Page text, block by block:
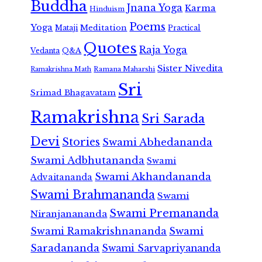
Buddha Hinduism Jnana Yoga Karma
Yoga Mataji Meditation Poems Practical
Vedanta Q&A Quotes Raja Yoga
Ramakrishna Math Ramana Maharshi Sister Nivedita
Srimad Bhagavatam Sri
RamakrishnaSri Sarada
Devi Stories Swami Abhedananda
Swami Adbhutananda Swami
Advaitananda Swami Akhandananda
Swami Brahmananda Swami
Niranjanananda Swami Premananda
Swami Ramakrishnananda Swami
Saradananda Swami Sarvapriyananda